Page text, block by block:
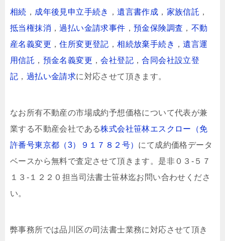
相続 ， 成年後見申立手続き ，遺言書作成 ， 家族信託 ，
抵当権抹消 ，過払い金請求事件 ，預金保険調査 ， 不動
産名義変更 ，住所変更登記 ，相続放棄手続き ，遺言運
用信託 ， 預金名義変更 ，会社登記 ，合同会社設立登
記 ， 過払い金請求に対応させて頂きます。
なお所有不動産の市場成約予想価格について代表が兼
業する不動産会社である株式会社笹林エスクロー（免
許番号東京都（3）９１７８２号） にて成約価格データ
ベースから無料で査定させて頂きます。是非０３-５７
１３-１２２０担当司法書士笹林迄お問い合わせくださ
い。
弊事務所では品川区の司法書士業務に対応させて頂き